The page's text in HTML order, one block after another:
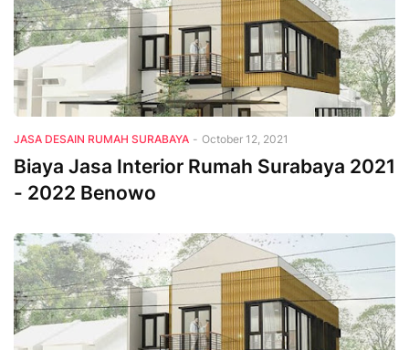
JASA DESAIN RUMAH SURABAYA - October 12, 2021
Biaya Jasa Interior Rumah Surabaya 2021
- 2022 Benowo